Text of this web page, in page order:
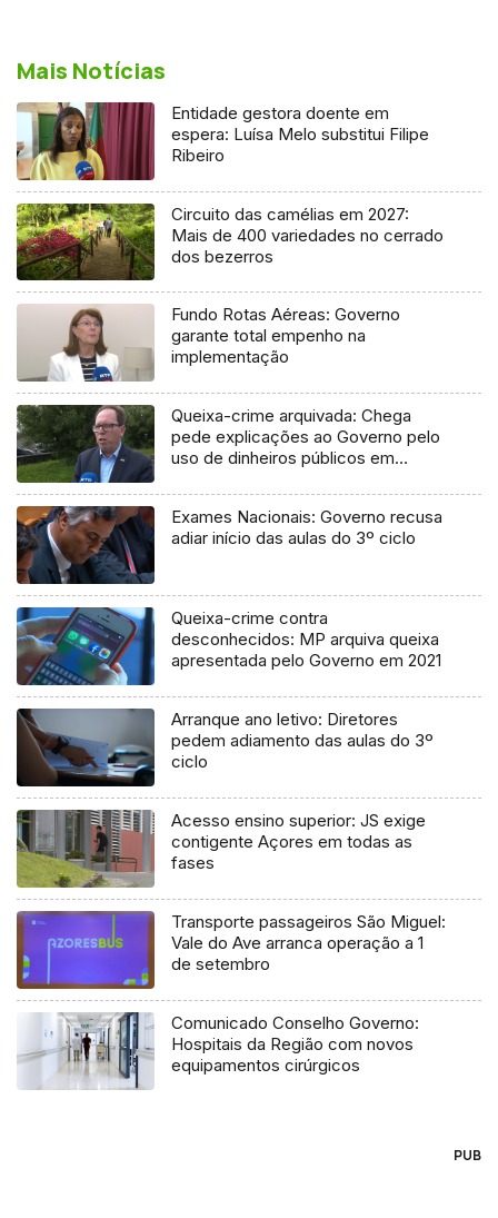
Mais Notícias
Entidade gestora doente em
espera: Luísa Melo substitui Filipe
Ribeiro
Circuito das camélias em 2027:
Mais de 400 variedades no cerrado
dos bezerros
Fundo Rotas Aéreas: Governo
garante total empenho na
implementação
Queixa-crime arquivada: Chega
pede explicações ao Governo pelo
uso de dinheiros públicos em
Exames Nacionais: Governo recusa
adiar início das aulas do 3º ciclo
Queixa-crime contra
desconhecidos: MP arquiva queixa
apresentada pelo Governo em 2021
Arranque ano letivo: Diretores
pedem adiamento das aulas do 3º
ciclo
Acesso ensino superior: JS exige
contigente Açores em todas as
fases
Transporte passageiros São Miguel:
Vale do Ave arranca operação a 1
de setembro
Comunicado Conselho Governo:
Hospitais da Região com novos
equipamentos cirúrgicos
PUB